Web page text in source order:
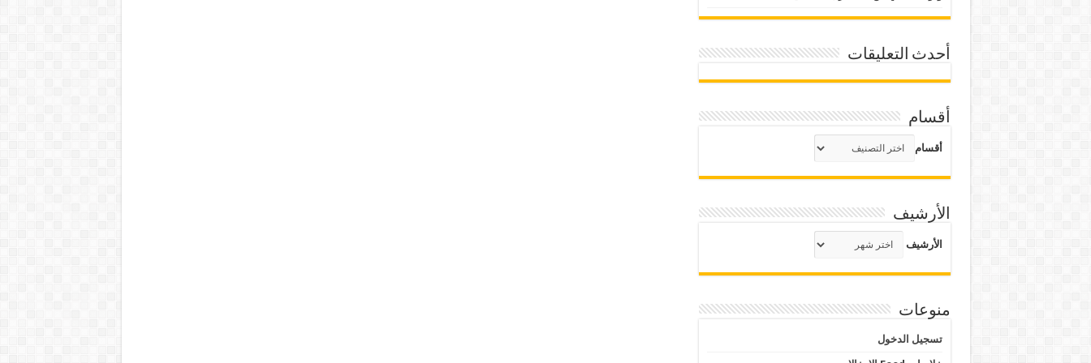
أحدث التعليقات
أقسام
أقسام
الأرشيف
الأرشيف
منوعات
تسجيل الدخول